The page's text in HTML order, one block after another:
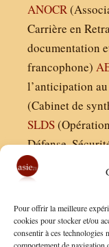
Pour offrir la meilleure
cookies pour stocker et/ou
consentir à ces technologies
ANOCR
Carrière en
documentation
francophone)
l’anticipation
(Cabinet de
SLDS
Défense,
Finaldées EURL
Siège social :